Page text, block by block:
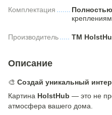
Комплектация
Производитель ТМ
Описание
🎨 Создай уникальный
Картина HolstHub — это не
атмосфера вашего дома.